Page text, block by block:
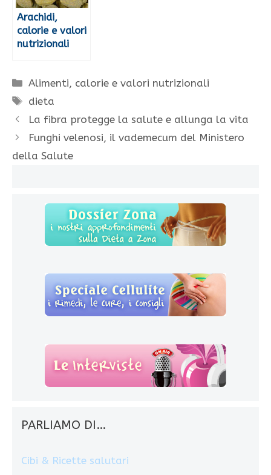
Arachidi,
calorie e valori
nutrizionali
Categorie
Alimenti, calorie e valori nutrizionali
Tag
dieta
La fibra protegge la salute e allunga la vita
Funghi velenosi, il vademecum del Ministero
della Salute
PARLIAMO DI…
Cibi & Ricette salutari